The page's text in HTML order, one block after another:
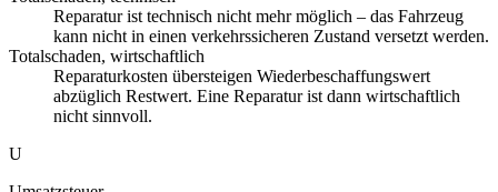
Reparatur ist technisch nicht mehr möglich – das Fahrzeug
kann nicht in einen verkehrssicheren Zustand versetzt werden.
Totalschaden, wirtschaftlich
Reparaturkosten übersteigen Wiederbeschaffungswert
abzüglich Restwert. Eine Reparatur ist dann wirtschaftlich
nicht sinnvoll.
U